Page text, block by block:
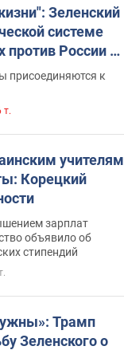
Зеленский
системе
против России и
Видео
присоединяются к
т.
учителям
Корецкий
зарплат
объявило об
стипендий
Трамп
Зеленского о